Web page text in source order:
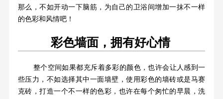
那么，不如开动一下脑筋，为自己的卫浴间增加一抹不一样
的色彩和风情吧！
彩色墙面，拥有好心情
整个空间如果都充斥着多彩的颜色，也许会让人感到一
些压力，不如选择其中一面墙壁，使用彩色的墙砖或是马赛
克砖，打造一个不一样的色彩，也许在每个匆忙的早晨，洗